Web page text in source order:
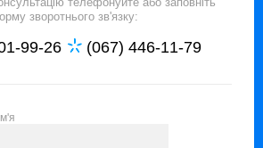
зворотнього зв'язку:
99-26 (067) 446-11-79